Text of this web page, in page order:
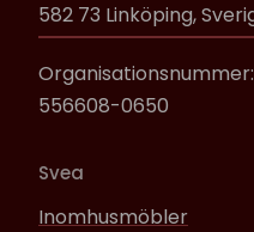
582 73 Linköping,
Organisationsnummer:
556608-0650
Svea
Inomhusmöbler